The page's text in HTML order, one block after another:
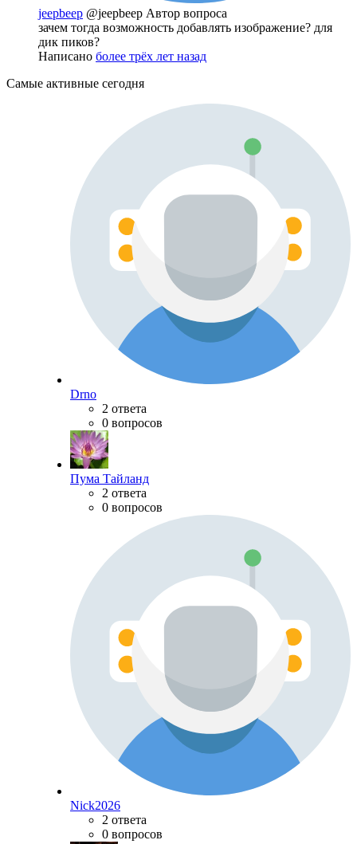
jeepbeep @jeepbeep Автор вопроса
зачем тогда возможность добавлять изображение? для
дик пиков?
Написано более трёх лет назад
Самые активные сегодня
Drno
2 ответа
0 вопросов
Пума Тайланд
2 ответа
0 вопросов
Nick2026
2 ответа
0 вопросов